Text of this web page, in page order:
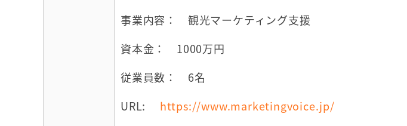
事業内容： 観光マーケティング支援
資本金： 1000万円
従業員数： 6名
URL: https://www.marketingvoice.jp/